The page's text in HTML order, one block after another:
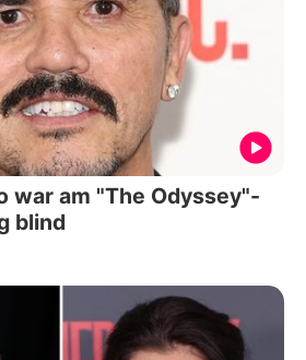
war am "The Odyssey"-
blind